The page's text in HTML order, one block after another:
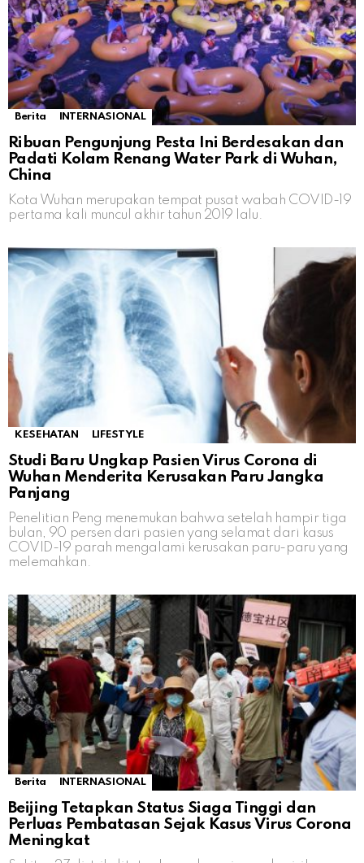
Berita INTERNASIONAL
Ribuan Pengunjung Pesta Ini Berdesakan dan
Padati Kolam Renang Water Park di Wuhan,
China
Kota Wuhan merupakan tempat pusat wabah COVID-19
pertama kali muncul akhir tahun 2019 lalu.
KESEHATAN LIFESTYLE
Studi Baru Ungkap Pasien Virus Corona di
Wuhan Menderita Kerusakan Paru Jangka
Panjang
Penelitian Peng menemukan bahwa setelah hampir tiga
bulan, 90 persen dari pasien yang selamat dari kasus
COVID-19 parah mengalami kerusakan paru-paru yang
melemahkan.
Berita INTERNASIONAL
Beijing Tetapkan Status Siaga Tinggi dan
Perluas Pembatasan Sejak Kasus Virus Corona
Meningkat